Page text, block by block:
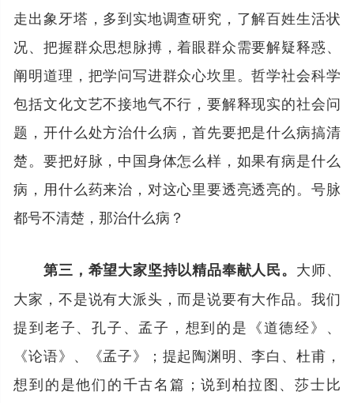
走出象牙塔，多到实地调查研究，了解百姓生活状
况、把握群众思想脉搏，着眼群众需要解疑释惑、
阐明道理，把学问写进群众心坎里。哲学社会科学
包括文化文艺不接地气不行，要解释现实的社会问
题，开什么处方治什么病，首先要把是什么病搞清
楚。要把好脉，中国身体怎么样，如果有病是什么
病，用什么药来治，对这心里要透亮透亮的。号脉
都号不清楚，那治什么病？
第三，希望大家坚持以精品奉献人民。 大师、
大家，不是说有大派头，而是说要有大作品。我们
提到老子、孔子、孟子，想到的是《道德经》、
《论语》、《孟子》；提起陶渊明、李白、杜甫，
想到的是他们的千古名篇；说到柏拉图、莎士比